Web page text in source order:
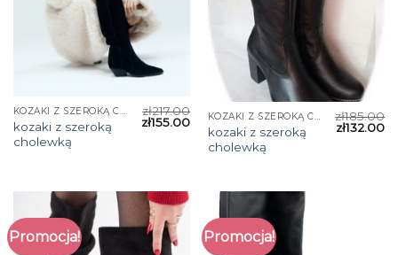
KOZAKI Z SZEROKĄ CHOLEWKĄ
kozaki z szeroką
cholewką
zł217.00
zł155.00 KOZAKI Z SZEROKĄ CHOLEWKĄ
kozaki z szeroką
cholewką
zł185.00
zł132.00
Promocja! Promocja!